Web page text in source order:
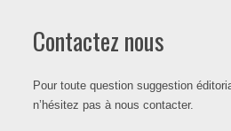
Contactez nous
Pour toute question suggestion
n’hésitez pas à nous contacter.